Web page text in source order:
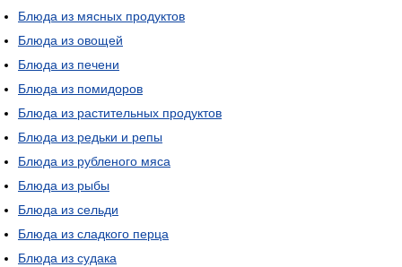
Блюда из мясных продуктов
Блюда из овощей
Блюда из печени
Блюда из помидоров
Блюда из растительных продуктов
Блюда из редьки и репы
Блюда из рубленого мяса
Блюда из рыбы
Блюда из сельди
Блюда из сладкого перца
Блюда из судака